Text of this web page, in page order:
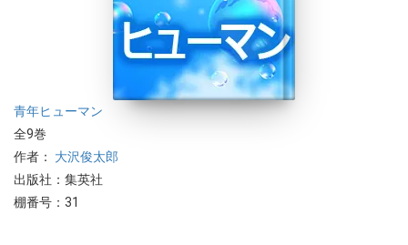
青年ヒューマン
全9巻
作者： 大沢俊太郎
出版社：集英社
棚番号：31